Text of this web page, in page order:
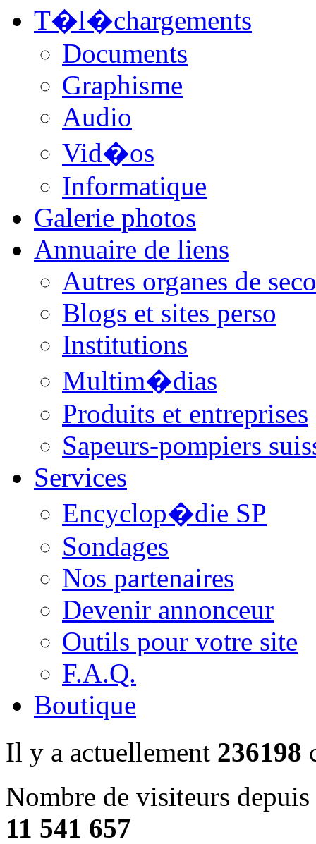
T�l�chargements
Documents
Graphisme
Audio
Vid�os
Informatique
Galerie photos
Annuaire de liens
Autres organes de
Blogs et sites perso
Institutions
Multim�dias
Produits et entreprises
Sapeurs-pompiers
Services
Encyclop�die SP
Sondages
Nos partenaires
Devenir annonceur
Outils pour votre site
F.A.Q.
Boutique
Il y a actuellement 236198
Nombre de visiteurs
11 541 657